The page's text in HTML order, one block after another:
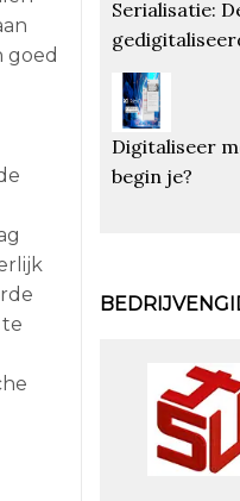
goed
Serialisatie:
Digitaliseer
begin je?